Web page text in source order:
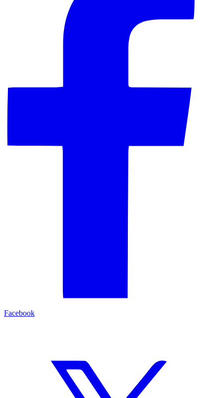
Facebook